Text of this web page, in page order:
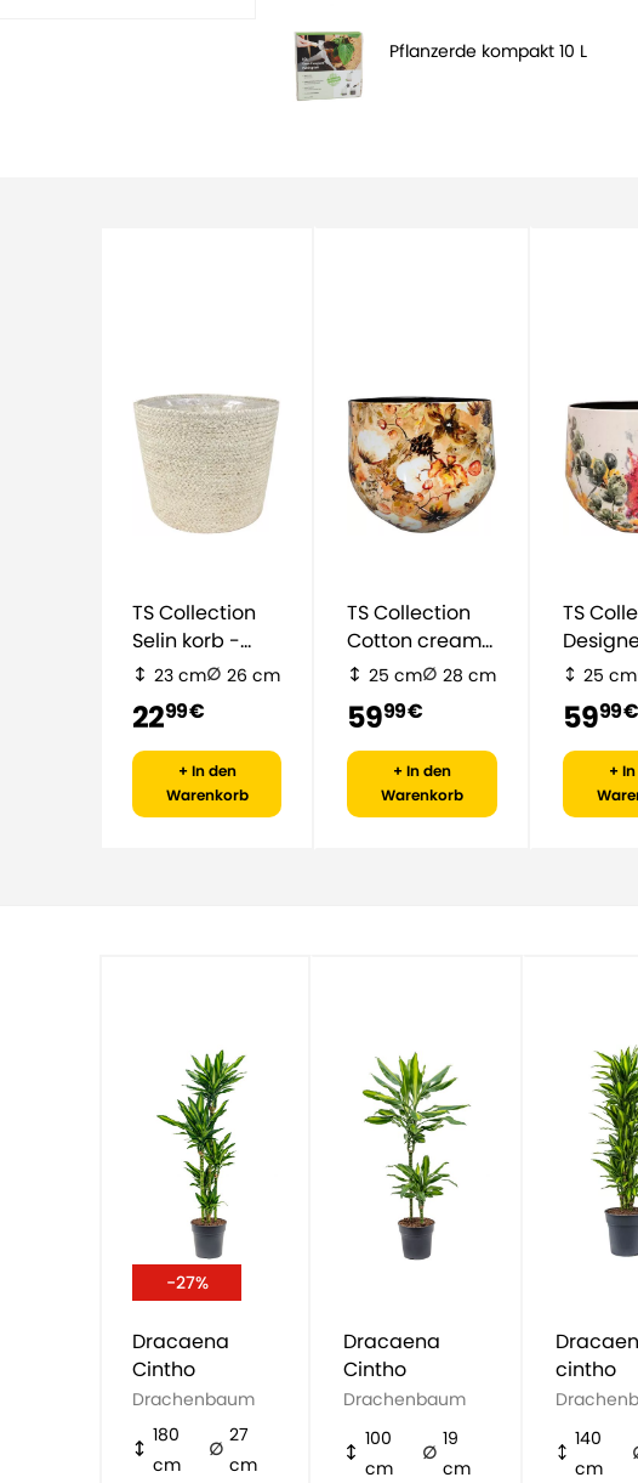
Pflanzerde kompakt 10 L
TS Collection
Selin korb -
zand kleur
23 cm 26 cm
2299 €
+ In den
Warenkorb
TS Collection
Cotton cream
Topf25 cm 28 cm
5999 €
+ In den
Warenkorb
TS
25 cm
5999 €
+
-27%
Dracaena
Cintho
Drachenbaum
180
cm
27
cm
Dracaena
Cintho
Drachenbaum
100
cm
19
cm
cintho
140
cm